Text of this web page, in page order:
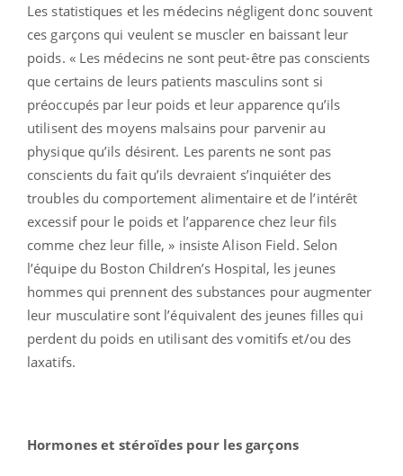
Les statistiques et les médecins négligent donc souvent
ces garçons qui veulent se muscler en baissant leur
poids. « Les médecins ne sont peut-être pas conscients
que certains de leurs patients masculins sont si
préoccupés par leur poids et leur apparence qu’ils
utilisent des moyens malsains pour parvenir au
physique qu’ils désirent. Les parents ne sont pas
conscients du fait qu’ils devraient s’inquiéter des
troubles du comportement alimentaire et de l’intérêt
excessif pour le poids et l’apparence chez leur fils
comme chez leur fille, » insiste Alison Field. Selon
l’équipe du Boston Children’s Hospital, les jeunes
hommes qui prennent des substances pour augmenter
leur musculatire sont l’équivalent des jeunes filles qui
perdent du poids en utilisant des vomitifs et/ou des
laxatifs.
Hormones et stéroïdes pour les garçons